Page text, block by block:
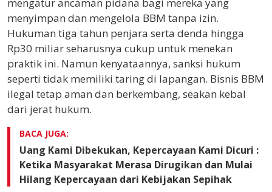
mengatur ancaman pidana bagi mereka yang
menyimpan dan mengelola BBM tanpa izin.
Hukuman tiga tahun penjara serta denda hingga
Rp30 miliar seharusnya cukup untuk menekan
praktik ini. Namun kenyataannya, sanksi hukum
seperti tidak memiliki taring di lapangan. Bisnis BBM
ilegal tetap aman dan berkembang, seakan kebal
dari jerat hukum.
BACA JUGA:
Uang Kami Dibekukan, Kepercayaan Kami Dicuri :
Ketika Masyarakat Merasa Dirugikan dan Mulai
Hilang Kepercayaan dari Kebijakan Sepihak